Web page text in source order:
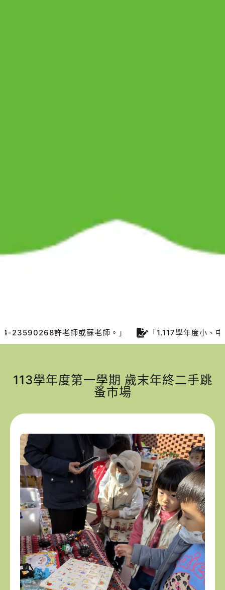
師或蘇老師。」 「1.117學年度小、中、大班預約參
113學年度第一學期 歲末年終二手跳
蚤市場